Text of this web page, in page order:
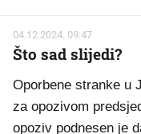
04.12.2024. 09:47
Što sad slijedi?
Oporbene stranke u
za opozivom
opoziv podnesen je